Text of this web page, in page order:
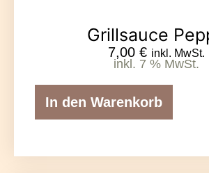
Grillsauce
7,00 € inkl. MwSt.
inkl. 7 % MwSt.
In den Warenkorb